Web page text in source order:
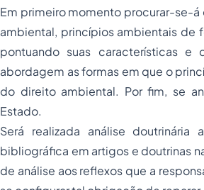
Em primeiro momento procurar-se-
ambiental, princípios ambientais de
pontuando suas características e
abordagem as formas em que o
do direito ambiental. Por fim, se
Estado.
Será realizada análise doutrinária
bibliográfica em artigos e doutrinas
de análise aos reflexos que a